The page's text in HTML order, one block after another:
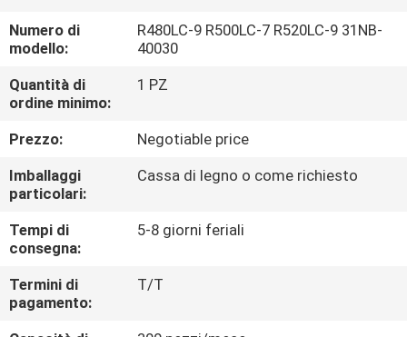
FATORY
TOUR
CONTROLLO
DI
QUALITÀ
CONTATTACI
NOTIZIE
Numero di
modello:
R480LC-9 R500LC-7 R520LC-9 31NB-
40030
Quantità di
ordine minimo:
1 PZ
Prezzo:
Negotiable price
Imballaggi
particolari:
Cassa di legno o come richiesto
Tempi di
consegna:
5-8 giorni feriali
Termini di
pagamento:
T/T